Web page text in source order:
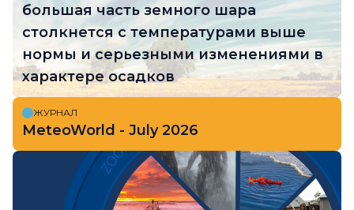
большая часть земного шара
столкнется с температурами выше
нормы и серьезными изменениями в
характере осадков
ЖУРНАЛ
MeteoWorld - July 2026